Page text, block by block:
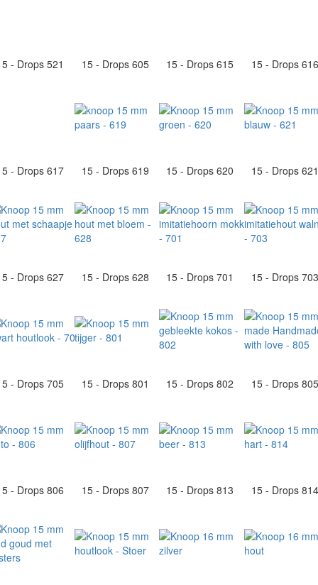
- Drops 521 15 - Drops 605 15 - Drops 615 15 - Drops
- Drops 617 15 - Drops 619 15 - Drops 620 15 - Drops
- Drops 627 15 - Drops 628 15 - Drops 701 15 - Drops
- Drops 705 15 - Drops 801 15 - Drops 802 15 - Drops
- Drops 806 15 - Drops 807 15 - Drops 813 15 - Drops